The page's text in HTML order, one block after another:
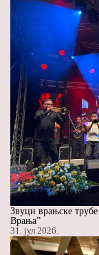
Звуци врањске
Врања”
31. јул 2026.